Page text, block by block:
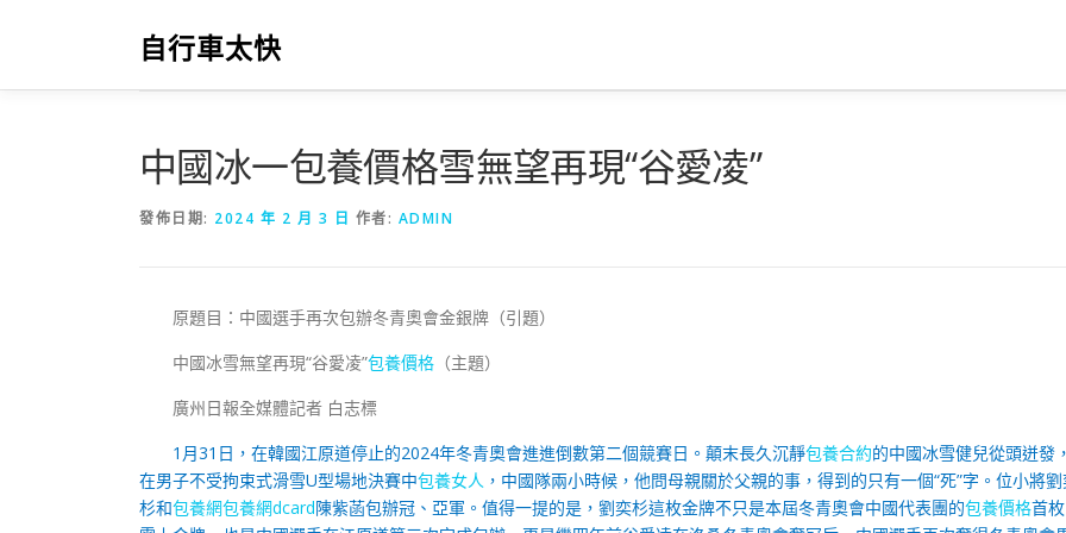
要
自行車太快
中國冰一包養價格雪無望再現“谷愛凌”
發佈日期: 2024 年 2 月 3 日 作者: ADMIN
原題目：中國選手再次包辦冬青奧會金銀牌（引題）
中國冰雪無望再現“谷愛凌”包養價格 （主題）
廣州日報全媒體記者 白志標
1月31日，在韓國江原道停止的2024年冬青奧會進進倒數第二個競賽日。顛末長久沉靜包養合約的中國冰雪健兒從頭迸發
在男子不受拘束式滑雪U型場地決賽中包養女人 ，中國隊兩小時候，他問母親關於父親的事，得到的只有一個“死”字。位小將
杉和包養網包養網dcard陳紫菡包辦冠、亞軍。值得一提的是，劉奕杉這枚金牌不只是本屆冬青奧會中國代表團的包養價格首枚